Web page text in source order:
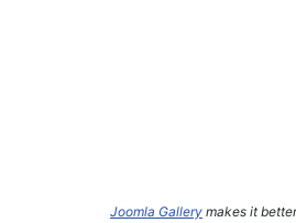
Joomla Gallery makes it